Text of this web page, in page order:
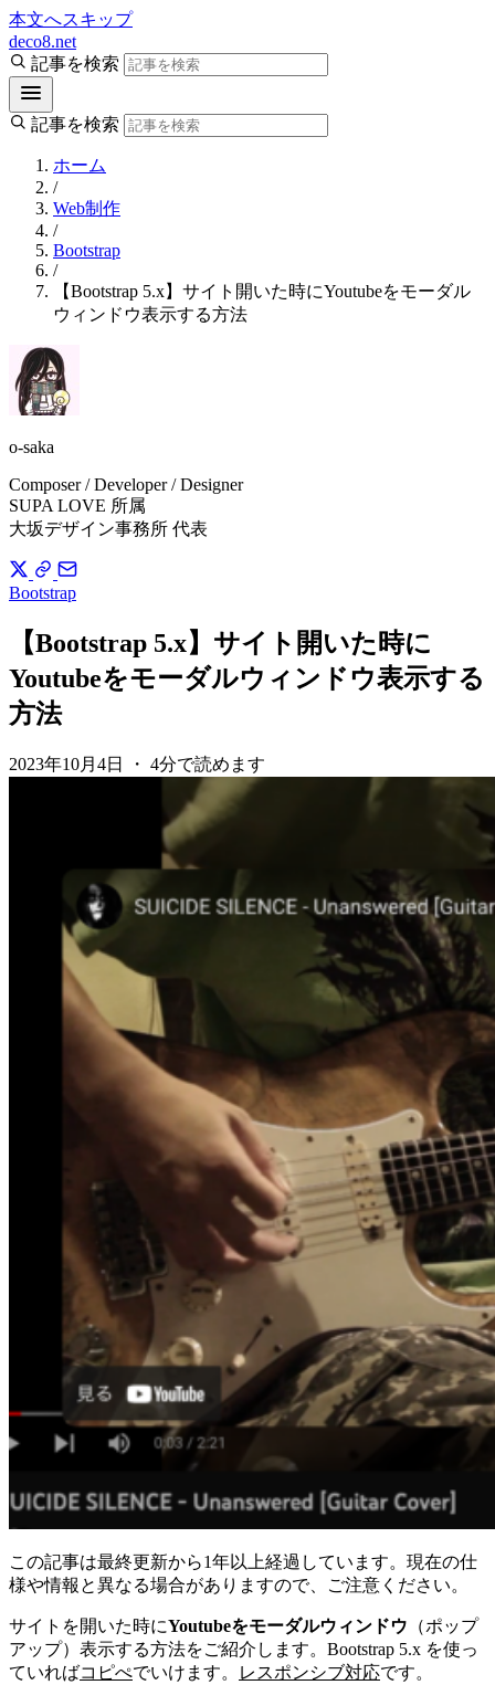
本文へスキップ
deco8.net
記事を検索
記事を検索
ホーム
/
Web制作
/
Bootstrap
/
【Bootstrap 5.x】サイト開いた時にYoutubeをモーダル
ウィンドウ表示する方法
o-saka
Composer / Developer / Designer
SUPA LOVE 所属
大坂デザイン事務所 代表
Bootstrap
【Bootstrap 5.x】サイト開いた時に
Youtubeをモーダルウィンドウ表示する
方法
2023年10月4日 ・ 4分で読めます
この記事は最終更新から1年以上経過しています。現在の仕
様や情報と異なる場合がありますので、ご注意ください。
サイトを開いた時にYoutubeをモーダルウィンドウ （ポップ
アップ）表示する方法をご紹介します。Bootstrap 5.x を使っ
ていればコピぺでいけます。 レスポンシブ対応です。